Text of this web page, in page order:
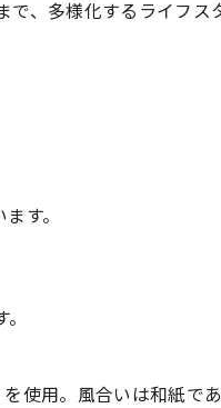
で、多様化するライフス
す。
使用。風合いは和紙で